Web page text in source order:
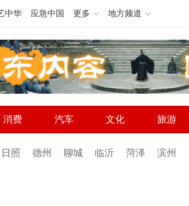
中华 应急中国 更多 地方频道
消费 汽车 文化 旅游
日照 德州 聊城 临沂 菏泽 滨州